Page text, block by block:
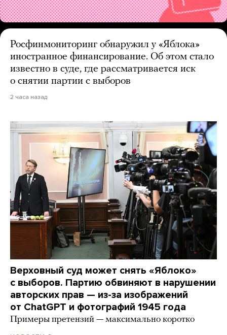
Росфинмониторинг обнаружил у «Яблока»
иностранное финансирование. Об этом стало
известно в суде, где рассматривается иск
о снятии партии с выборов
2 часа назад
Верховный суд может снять «Яблоко»
с выборов. Партию обвиняют в нарушении
авторских прав — из-за изображений
от ChatGPT и фотографий 1945 года
Примеры претензий — максимально коротко